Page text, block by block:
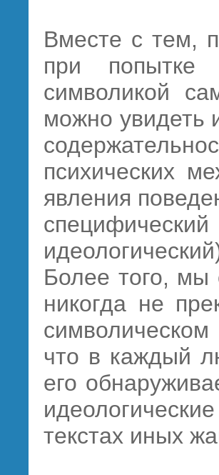
Вместе с тем,
при попытке
символикой
можно увидеть
психических
явления
Более того, мы
никогда не
что в каждый
его
текстах иных